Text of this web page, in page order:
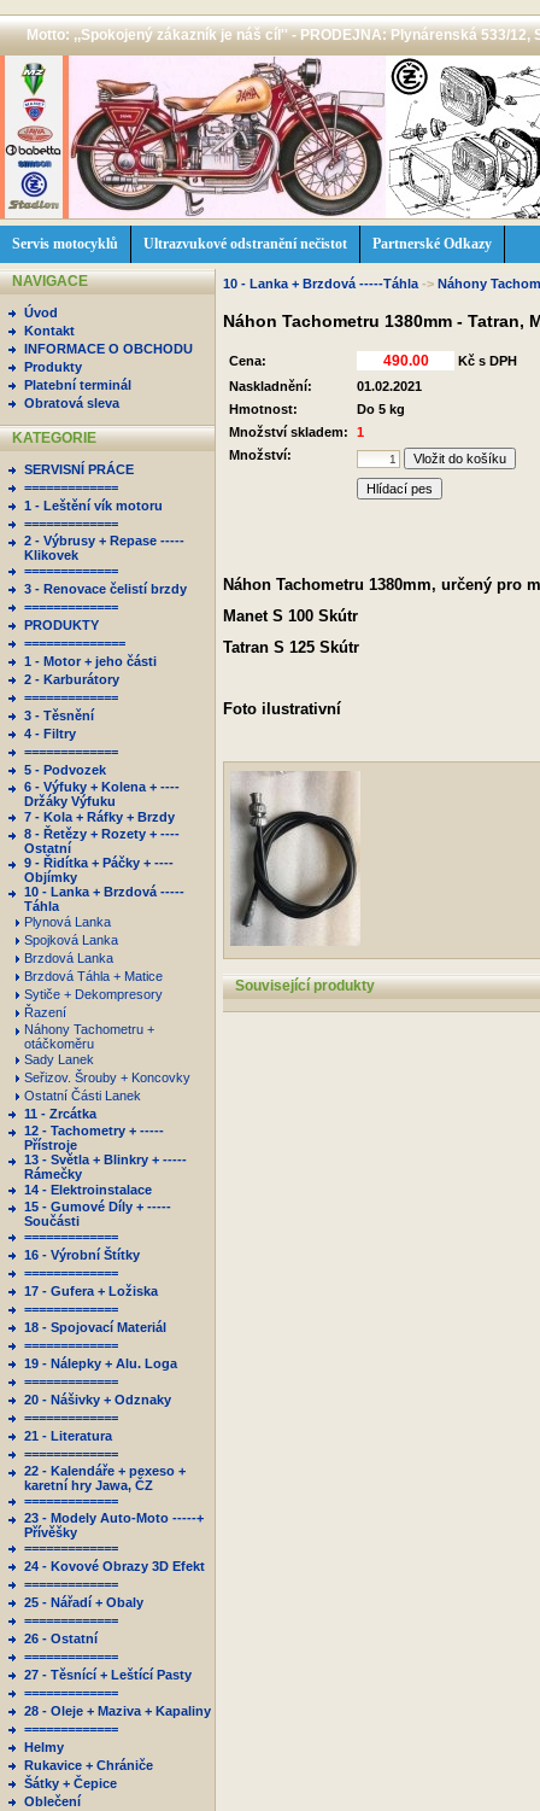
Motto: ,,Spokojený zákazník je náš cíl'' - PRODEJNA: Plynárenská 533/12,
Servis motocyklů Ultrazvukové odstranění nečistot Partnerské Odkazy
NAVIGACE
Úvod
Kontakt
INFORMACE O OBCHODU
Produkty
Platební terminál
Obratová sleva
KATEGORIE
SERVISNÍ PRÁCE
=============
1 - Leštění vík motoru
=============
2 - Výbrusy + Repase -----
Klikovek
=============
3 - Renovace čelistí brzdy
=============
PRODUKTY
==============
1 - Motor + jeho části
2 - Karburátory
=============
3 - Těsnění
4 - Filtry
=============
5 - Podvozek
6 - Výfuky + Kolena + ----
Držáky Výfuku
7 - Kola + Ráfky + Brzdy
8 - Řetězy + Rozety + ----
Ostatní
9 - Řidítka + Páčky + ----
Objímky
10 - Lanka + Brzdová -----
Táhla
Plynová Lanka
Spojková Lanka
Brzdová Lanka
Brzdová Táhla + Matice
Sytiče + Dekompresory
Řazení
Náhony Tachometru +
otáčkoměru
Sady Lanek
Seřizov. Šrouby + Koncovky
Ostatní Části Lanek
11 - Zrcátka
12 - Tachometry + -----
Přístroje
13 - Světla + Blinkry + -----
Rámečky
14 - Elektroinstalace
15 - Gumové Díly + -----
Součásti
=============
16 - Výrobní Štítky
=============
17 - Gufera + Ložiska
=============
18 - Spojovací Materiál
=============
19 - Nálepky + Alu. Loga
=============
20 - Nášivky + Odznaky
=============
21 - Literatura
=============
22 - Kalendáře + pexeso +
karetní hry Jawa, ČZ
=============
23 - Modely Auto-Moto -----+
Přívěšky
=============
24 - Kovové Obrazy 3D Efekt
=============
25 - Nářadí + Obaly
=============
26 - Ostatní
=============
27 - Těsnící + Leštící Pasty
=============
28 - Oleje + Maziva + Kapaliny
=============
Helmy
Rukavice + Chrániče
Šátky + Čepice
Oblečení
10 - Lanka + Brzdová -----Táhla -> Náhony
Náhon Tachometru 1380mm - Tatran,
Cena:
Kč s DPH
Naskladnění:
01.02.2021
Hmotnost:
Do 5 kg
Množství skladem:
1
Množství:
Hlídací pes
Náhon Tachometru 1380mm, určený pro
Manet S 100 Skútr
Tatran S 125 Skútr
Foto ilustrativní
Související produkty